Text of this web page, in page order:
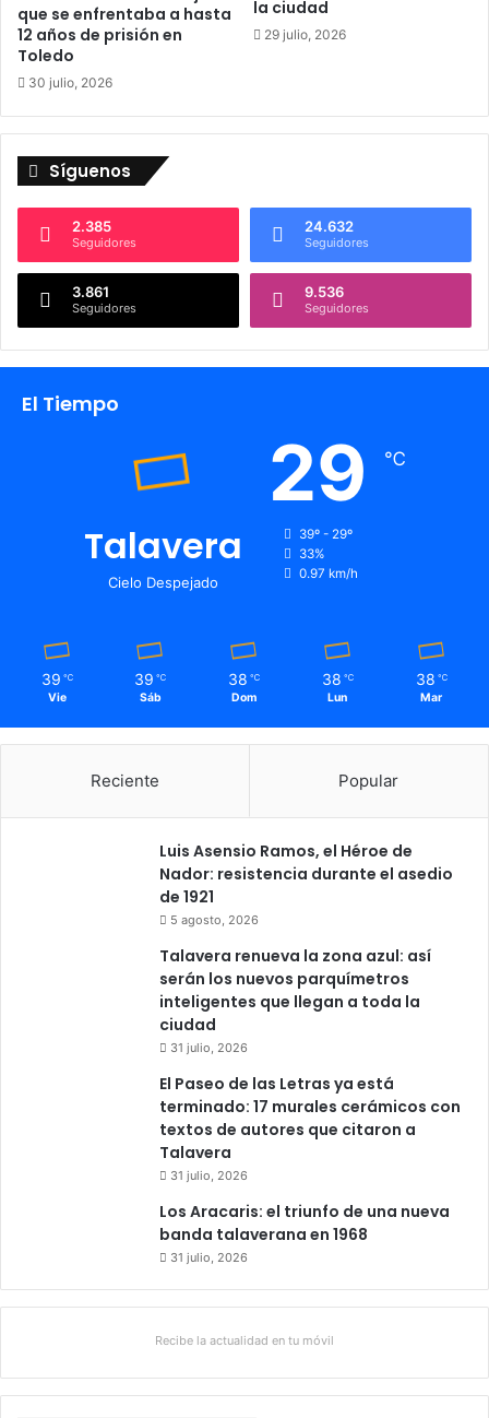
T
a
a
e
r
que se enfrentaba a hasta
12 años de prisión en
Toledo
30 julio, 2026
la ciudad
29 julio, 2026
Síguenos
2.385
Seguidores
24.632
Seguidores
3.861
Seguidores
9.536
Seguidores
El Tiempo
Talavera
Cielo Despejado
29 ℃
39º - 29º
33%
0.97 km/h
39 ℃
Vie
39 ℃
Sáb
38 ℃
Dom
38 ℃
Lun
38 ℃
Mar
Reciente Popular
Luis Asensio Ramos, el Héroe de
Nador: resistencia durante el asedio
de 1921
5 agosto, 2026
Talavera renueva la zona azul: así
serán los nuevos parquímetros
inteligentes que llegan a toda la
ciudad
31 julio, 2026
El Paseo de las Letras ya está
terminado: 17 murales cerámicos con
textos de autores que citaron a
Talavera
31 julio, 2026
Los Aracaris: el triunfo de una nueva
banda talaverana en 1968
31 julio, 2026
Recibe la actualidad en tu móvil